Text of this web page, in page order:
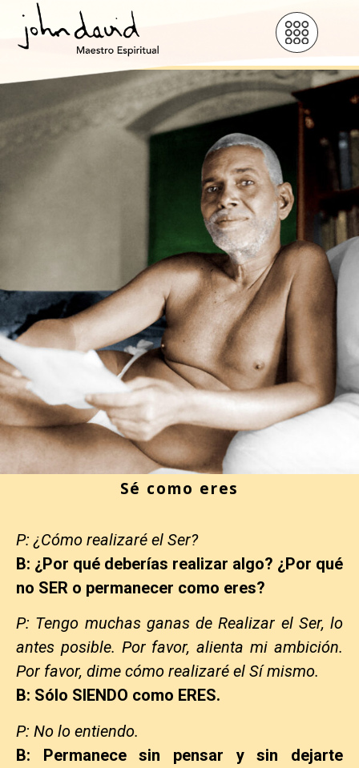
Sé como eres
P: ¿Cómo realizaré el Ser?
B: ¿Por qué deberías realizar algo? ¿Por qué
no SER o permanecer como eres?
P: Tengo muchas ganas de Realizar el Ser, lo
antes posible. Por favor, alienta mi ambición.
Por favor, dime cómo realizaré el Sí mismo.
B: Sólo SIENDO como ERES.
P: No lo entiendo.
B: Permanece sin pensar y sin dejarte